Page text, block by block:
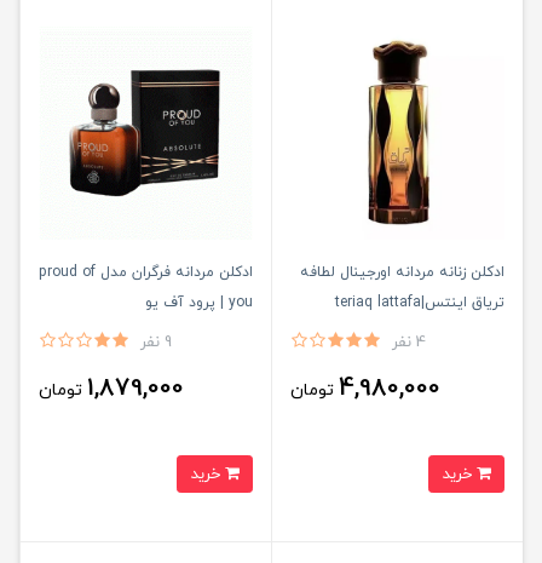
ادكلن زنانه مردانه اورجينال لطافه
ترياق اينتس|teriaq lattafa
4 نفر
4,980,000 تومان
ادكلن مردانه فرگران مدل proud of
you | پرود آف يو
9 نفر
1,879,000 تومان